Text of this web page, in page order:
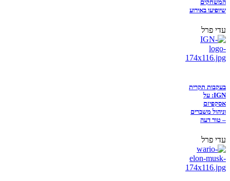
המשחקים
שיופיעו באירוע
עדי פרל
בעקבות תקרית
IGN: על
אסקפיזם
וניהול משברים
– טור דעה
עדי פרל